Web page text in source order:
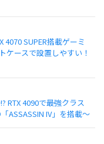
4070 SUPER搭載ゲーミ
ケースで設置しやすい！
RTX 4090で最強クラス
ASSASSIN IV」を搭載～